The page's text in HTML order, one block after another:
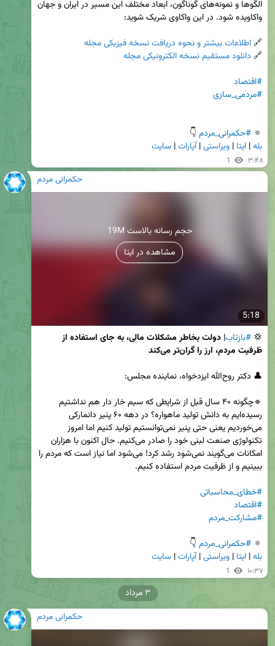
🔗 اطلاعات بیشتر و نحوه دریافت نسخه فیزیکی مجله
🔗 دانلود مستقیم نسخه الکترونیکی مجله
#اقتصاد
#مردمی_سازی
🔅 #حکمرانی_مردم 👇
بله | ایتا | ویراستی | آپارات | سایت
1 ۳:۴۸
حکمرانی مردم
5:18
19M حجم رسانه بالاست
مشاهده در ایتا
💢 #بازتاب|
دولت بخاطر مشکلات مالی‌، به جای استفاده از
ظرفیت مردم، ارز را گران‌تر می‌کند
#خطای_محاسباتی
#اقتصاد
#مشارکت_مردم
🔅 #حکمرانی_مردم 👇
بله | ایتا | ویراستی | آپارات | سایت
1 ۱۰:۳۷
حکمرانی مردم
۳ مرداد